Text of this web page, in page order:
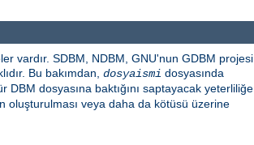
vardır. SDBM, NDBM, GNU'nun GDBM projesi
Bu bakımdan, dosyaismi dosyasında
DBM dosyasına baktığını saptayacak yeterliliğe
oluşturulması veya daha da kötüsü üzerine